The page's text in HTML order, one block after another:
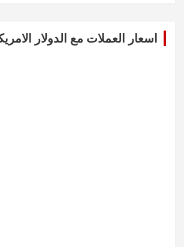
اسعار العملات مع الدولار